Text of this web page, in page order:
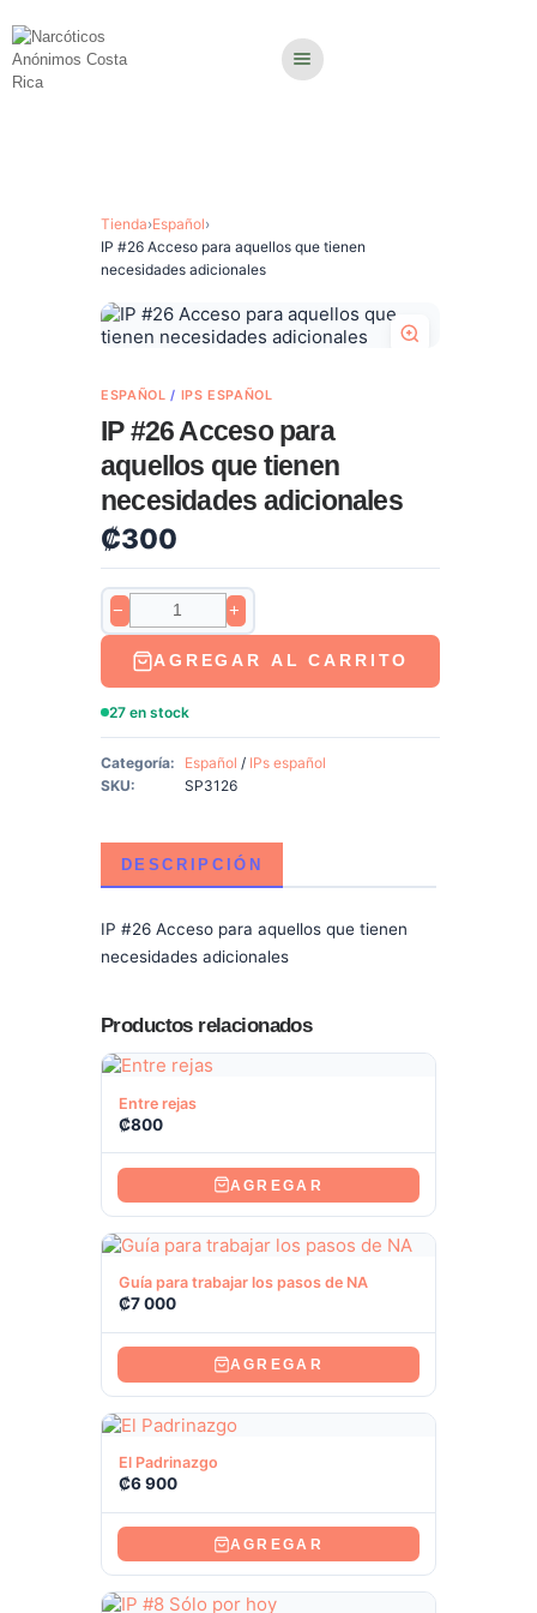
Tienda›Español›
IP #26 Acceso para aquellos que tienen
necesidades adicionales
ESPAÑOL / IPS ESPAÑOL
IP #26 Acceso para
aquellos que tienen
necesidades adicionales
₡300
− +
AGREGAR AL CARRITO
27 en stock
Categoría: Español / IPs español
SKU:
SP3126
DESCRIPCIÓN
IP #26 Acceso para aquellos que tienen
necesidades adicionales
Productos relacionados
Entre rejas
₡800
AGREGAR
Ver producto
Guía para trabajar los pasos de NA
₡7 000
AGREGAR
El Padrinazgo
₡6 900
AGREGAR